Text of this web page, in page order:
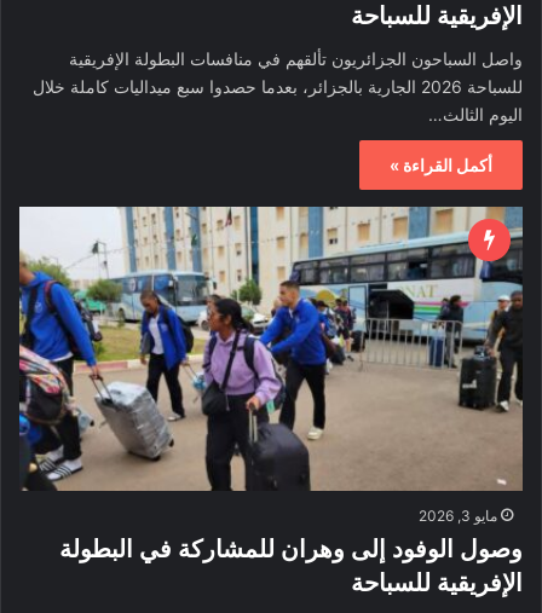
الإفريقية للسباحة
واصل السباحون الجزائريون تألقهم في منافسات البطولة الإفريقية
للسباحة 2026 الجارية بالجزائر، بعدما حصدوا سبع ميداليات كاملة خلال
اليوم الثالث…
أكمل القراءة »
مايو 3, 2026
وصول الوفود إلى وهران للمشاركة في البطولة
الإفريقية للسباحة